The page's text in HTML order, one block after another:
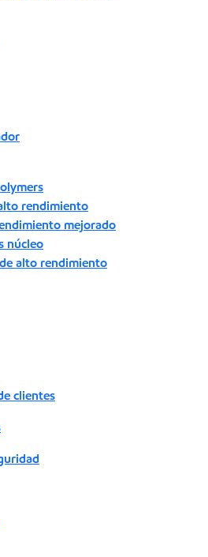
rendimiento
mejorado
núcleo
alto rendimiento
clientes